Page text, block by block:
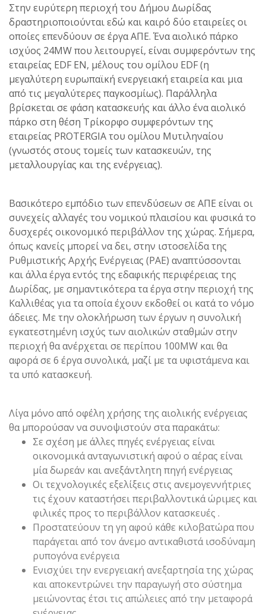
Στην ευρύτερη περιοχή του Δήμου Δωρίδας
δραστηριοποιούνται εδώ και καιρό δύο εταιρείες οι
οποίες επενδύουν σε έργα ΑΠΕ. Ένα αιολικό πάρκο
ισχύος 24MW που λειτουργεί, είναι συμφερόντων της
εταιρείας EDF EN, μέλους του ομίλου EDF (η
μεγαλύτερη ευρωπαϊκή ενεργειακή εταιρεία και μια
από τις μεγαλύτερες παγκοσμίως). Παράλληλα
βρίσκεται σε φάση κατασκευής και άλλο ένα αιολικό
πάρκο στη θέση Τρίκορφο συμφερόντων της
εταιρείας PROTERGIΑ του ομίλου Μυτιληναίου
(γνωστός στους τομείς των κατασκευών, της
μεταλλουργίας και της ενέργειας).
Βασικότερο εμπόδιο των επενδύσεων σε ΑΠΕ είναι οι
συνεχείς αλλαγές του νομικού πλαισίου και φυσικά το
δυσχερές οικονομικό περιβάλλον της χώρας. Σήμερα,
όπως κανείς μπορεί να δει, στην ιστοσελίδα της
Ρυθμιστικής Αρχής Ενέργειας (ΡΑΕ) αναπτύσσονται
και άλλα έργα εντός της εδαφικής περιφέρειας της
Δωρίδας, με σημαντικότερα τα έργα στην περιοχή της
Καλλιθέας για τα οποία έχουν εκδοθεί οι κατά το νόμο
άδειες. Με την ολοκλήρωση των έργων η συνολική
εγκατεστημένη ισχύς των αιολικών σταθμών στην
περιοχή θα ανέρχεται σε περίπου 100MW και θα
αφορά σε 6 έργα συνολικά, μαζί με τα υφιστάμενα και
τα υπό κατασκευή.
Λίγα μόνο από οφέλη χρήσης της αιολικής ενέργειας
θα μπορούσαν να συνοψιστούν στα παρακάτω:
Σε σχέση με άλλες πηγές ενέργειας είναι
οικονομικά ανταγωνιστική αφού ο αέρας είναι
μία δωρεάν και ανεξάντλητη πηγή ενέργειας
Οι τεχνολογικές εξελίξεις στις ανεμογεννήτριες
τις έχουν καταστήσει περιβαλλοντικά ώριμες και
φιλικές προς το περιβάλλον κατασκευές .
Προστατεύουν τη γη αφού κάθε κιλοβατώρα που
παράγεται από τον άνεμο αντικαθιστά ισοδύναμη
ρυπογόνα ενέργεια
Ενισχύει την ενεργειακή ανεξαρτησία της χώρας
και αποκεντρώνει την παραγωγή στο σύστημα
μειώνοντας έτσι τις απώλειες από την μεταφορά